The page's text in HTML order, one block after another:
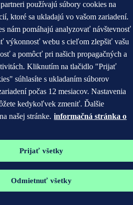
používajú súbory cookies na
ktoré sa ukladajú vo vašom zariadení.
nám pomáhajú analyzovať návštevnosť
výkonnosť webu s cieľom zlepšiť vašu
a pomôcť pri našich propagačných a
Kliknutím na tlačidlo "Prijať
súhlasíte s ukladaním súborov
počas 12 mesiacov. Nastavenia
kedykoľvek zmeniť. Ďalšie
našej stránke. informačná stránka o
Prijať všetky
Odmietnuť všetky